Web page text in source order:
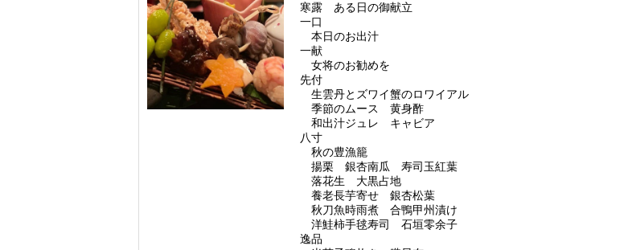
寒露 ある日の御献立
一口
本日のお出汁
一献
女将のお勧めを
先付
生雲丹とズワイ蟹のロワイアル
季節のムース 黄身酢
和出汁ジュレ キャビア
八寸
秋の豊漁籠
揚栗 銀杏南瓜 寿司玉紅葉
落花生 大黒占地
養老長芋寄せ 銀杏松葉
秋刀魚時雨煮 合鴨甲州漬け
洋鮭柿手毬寿司 石垣零余子
逸品